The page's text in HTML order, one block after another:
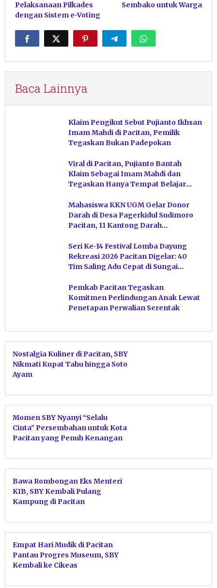
Pelaksanaan Pilkades
dengan Sistem e-Voting
Sembako untuk Warga
Baca Lainnya
Klaim Pengikut Sebut Pujianto Ikhsan
Imam Mahdi di Pacitan, Pemilik
Tegaskan Bukan Padepokan
Viral di Pacitan, Pujianto Bantah
Klaim Sebagai Imam Mahdi dan
Tegaskan Hanya Tempat Belajar
Mahasiswa KKN UGM Gelar Donor
Darah di Desa Pagerkidul Sudimoro
Pacitan, 11 Kantong Darah
Seri Ke-14 Festival Lomba Dayung
Rekreasi 2026 Pacitan Digelar: 40
Tim Saling Adu Cepat di Sungai
Pemkab Pacitan Tegaskan
Komitmen Perlindungan Anak Lewat
Penetapan Perwalian Serentak
Nostalgia Kuliner di Pacitan, SBY
Nikmati Kupat Tahu hingga Soto
Ayam
Momen SBY Nyanyi “Selalu
Cinta” Persembahan untuk Kota
Pacitan yang Penuh Kenangan
Bawa Rombongan Eks Menteri
KIB, SBY Kembali Pulang
Kampung di Pacitan
Empat Hari Mudik di Pacitan
Pantau Progres Museum, SBY
Kembali ke Cikeas